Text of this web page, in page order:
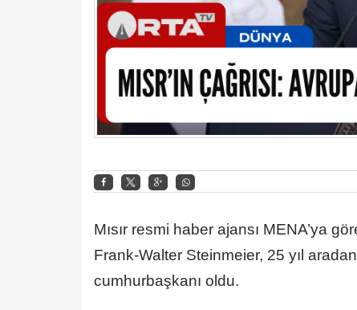
Mısır resmi haber ajansı MENA’ya
Frank-Walter Steinmeier, 25 yıl
cumhurbaşkanı oldu.